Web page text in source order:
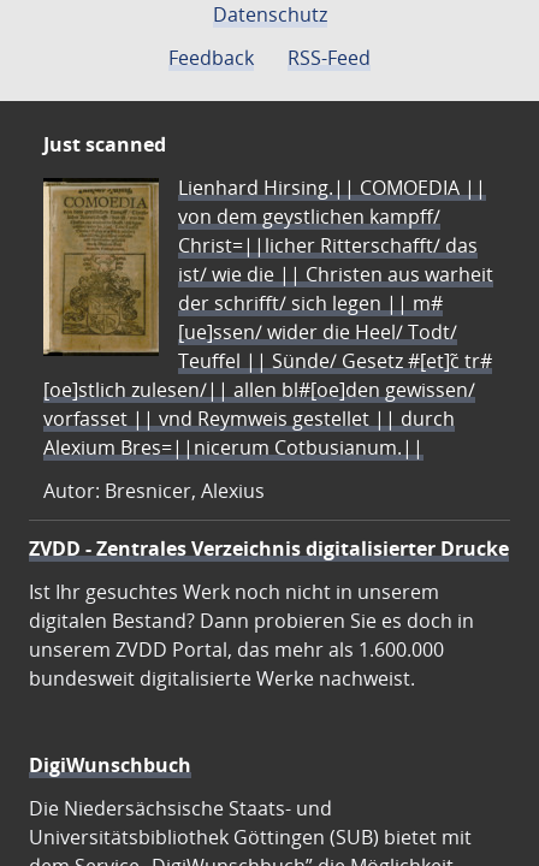
Datenschutz
Feedback
RSS-Feed
Just scanned
Lienhard Hirsing.|| COMOEDIA ||
von dem geystlichen kampff/
Christ=||licher Ritterschafft/ das
ist/ wie die || Christen aus warheit
der schrifft/ sich legen || m#
[ue]ssen/ wider die Heel/ Todt/
Teuffel || Sünde/ Gesetz #[et]c̃ tr#
[oe]stlich zulesen/|| allen bl#[oe]den gewissen/
vorfasset || vnd Reymweis gestellet || durch
Alexium Bres=||nicerum Cotbusianum.||
Autor: Bresnicer, Alexius
ZVDD - Zentrales Verzeichnis digitalisierter Drucke
Ist Ihr gesuchtes Werk noch nicht in unserem
digitalen Bestand? Dann probieren Sie es doch in
unserem ZVDD Portal, das mehr als 1.600.000
bundesweit digitalisierte Werke nachweist.
DigiWunschbuch
Die Niedersächsische Staats- und
Universitätsbibliothek Göttingen (SUB) bietet mit